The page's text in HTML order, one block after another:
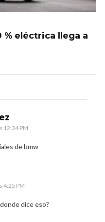
% eléctrica llega a
12:34 PM
de bmw
4:25 PM
dice eso?